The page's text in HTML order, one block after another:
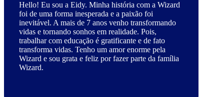
Hello! Eu sou a Eidy. Minha história com a Wizard
foi de uma forma inesperada e a paixão foi
inevitável. A mais de 7 anos venho transformando
vidas e tornando sonhos em realidade. Pois,
trabalhar com educação é gratificante e de fato
transforma vidas. Tenho um amor enorme pela
Wizard e sou grata e feliz por fazer parte da família
Wizard.